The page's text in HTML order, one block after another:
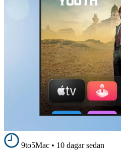
9to5Mac • 10 dagar sedan